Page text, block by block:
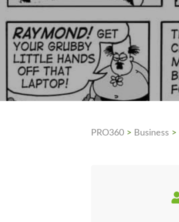
PRO360> Business >